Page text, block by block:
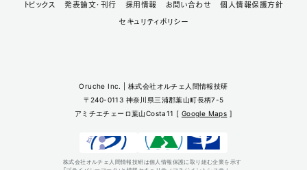
Oruche Inc. | 株式会社オルチェ人間情報技研
〒240-0113 神奈川県三浦郡葉山町長柄7-5
アミチエチェーロ葉山Costa11 [ Google Maps ]
株式会社オルチェ人間情報技研は個人情報保護に取り組む企業を示す
トピックス 発表論文・刊行 採用情報 お問い合わせ 個人情報保護方針
セキュリティポリシー